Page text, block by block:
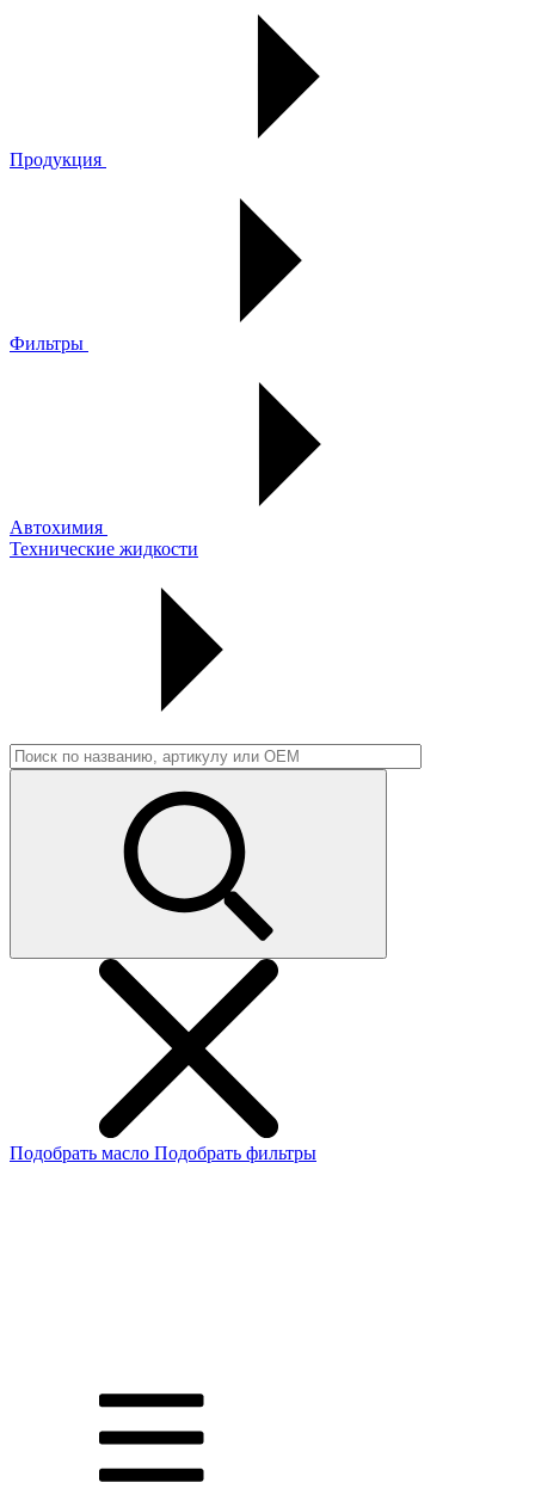
Продукция
Фильтры
Автохимия
Технические жидкости
Подобрать масло Подобрать фильтры